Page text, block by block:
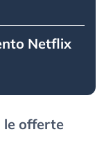
Netflix
le offerte